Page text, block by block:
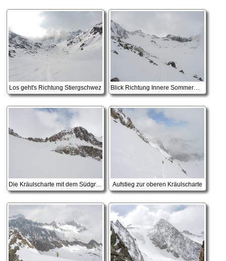
Los geht's Richtung Stiergschwez
Die Kräulscharte mit dem Südgrat der Inneren Sommerwand Aufstieg zur oberen Kräulscharte